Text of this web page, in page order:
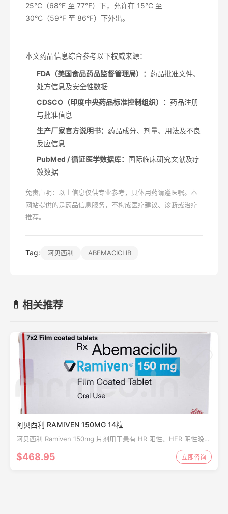
25°C（68°F 至 77°F）下，允许在 15°C 至
30°C（59°F 至 86°F）下外出。
本文药品信息综合参考以下权威来源：
FDA（美国食品药品监督管理局）： 药品批准文件、
处方信息及安全性数据
CDSCO（印度中央药品标准控制组织）： 药品注册
与批准信息
生产厂家官方说明书： 药品成分、剂量、用法及不良
反应信息
PubMed / 循证医学数据库： 国际临床研究文献及疗
效数据
免责声明：以上信息仅供专业参考，具体用药请遵医嘱。本
网站提供的是药品信息服务，不构成医疗建议、诊断或治疗
推荐。
Tag: 阿贝西利 ABEMACICLIB
💊 相关推荐
阿贝西利 RAMIVEN 150MG 14粒
阿贝西利 Ramiven 150mg 片剂用于患有 HR 阳性、HER 阴性晚期
$468.95 立即咨询